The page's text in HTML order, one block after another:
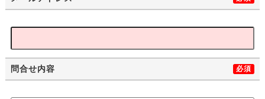
問合せ内容 必須